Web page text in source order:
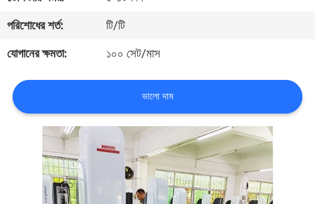
উদ্ধৃতির
আবেদন
পরিশোধের শর্ত:
টি/টি
যোগানের ক্ষমতা:
১০০ সেট/মাস
ভালো দাম